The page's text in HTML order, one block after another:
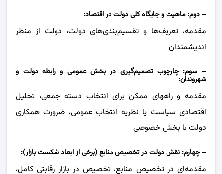
– دوم: ماهیت و جایگاه کلی دولت در اقتصاد:
مقدمه، تعریف‌ها و تقسیم‌بندی‌های دولت، دولت از منظر
اندیشمندان
– سوم: چارچوب تصمیم‌گیری در بخش عمومی و رابطه دولت و
شهروندان:
مقدمه و راههای ممکن برای انتخاب دسته جمعی، تحلیل
اقتصادی سیاست یا نظریه انتخاب عمومی، ضرورت همکاری
دولت با بخش خصوصی
– چهارم: نقش دولت در تخصیص منابع (برخی از ابعاد شکست بازار):
مقدمه‌ای در تخصیص منابع، تخصیص در بازار رقابتی کامل،